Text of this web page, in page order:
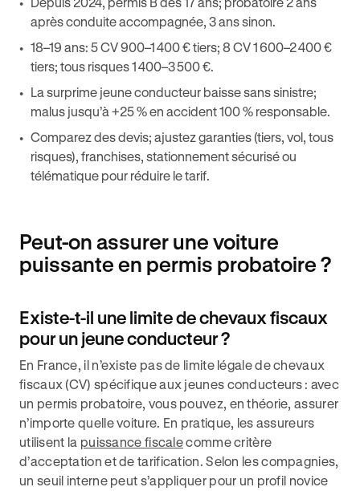
après conduite accompagnée, 3 ans sinon.
18–19 ans: 5 CV 900–1 400 € tiers; 8 CV 1 600–2 400 €
tiers; tous risques 1 400–3 500 €.
La surprime jeune conducteur baisse sans sinistre;
malus jusqu’à +25 % en accident 100 % responsable.
Comparez des devis; ajustez garanties (tiers, vol, tous
risques), franchises, stationnement sécurisé ou
télématique pour réduire le tarif.
Peut-on assurer une voiture
puissante en permis probatoire ?
Existe-t-il une limite de chevaux fiscaux
pour un jeune conducteur ?
En France, il n’existe pas de limite légale de chevaux
fiscaux (CV) spécifique aux jeunes conducteurs : avec
un permis probatoire, vous pouvez, en théorie, assurer
n’importe quelle voiture. En pratique, les assureurs
utilisent la puissance fiscalecomme critère
d’acceptation et de tarification. Selon les compagnies,
un seuil interne peut s’appliquer pour un profil novice